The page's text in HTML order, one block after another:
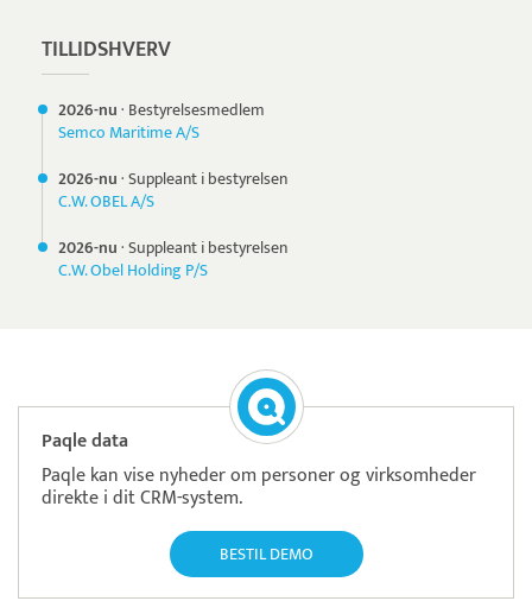
TILLIDSHVERV
2026-nu· Bestyrelsesmedlem
Semco Maritime A/S
2026-nu·Suppleant i bestyrelsen
C.W. OBEL A/S
2026-nu·Suppleant i bestyrelsen
C.W. Obel Holding P/S
Paqle data
Paqle kan vise nyheder om personer og virksomheder
direkte i dit CRM-system.
BESTIL DEMO